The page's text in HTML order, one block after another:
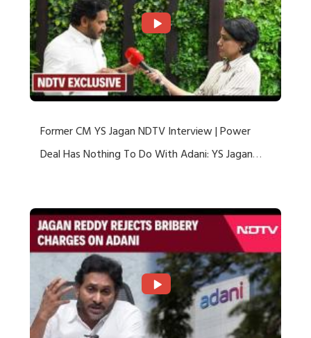
Former CM YS Jagan NDTV Interview | Power
Deal Has Nothing To Do With Adani: YS Jagan